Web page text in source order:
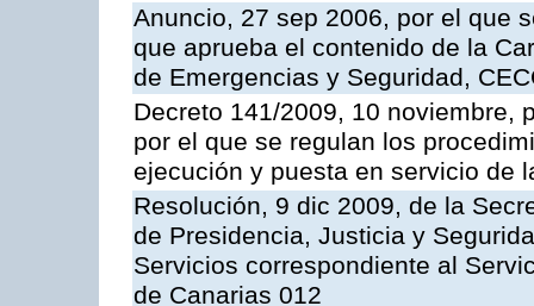
Anuncio, 27 sep 2006, por el que
que aprueba el contenido de la
de Emergencias y Seguridad,
Decreto 141/2009, 10 noviembre,
por el que se regulan los
ejecución y puesta en servicio de
Resolución, 9 dic 2009, de la
de Presidencia, Justicia y
Servicios correspondiente al
de Canarias 012